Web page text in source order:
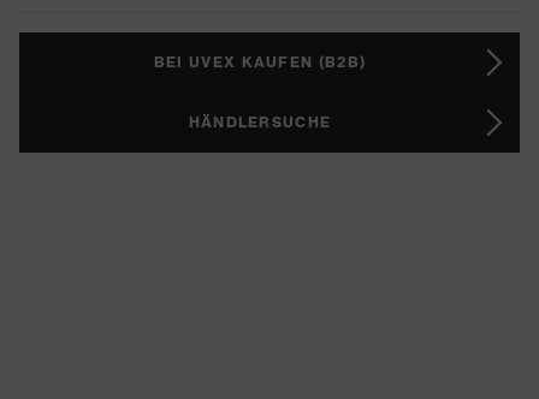
BEI UVEX KAUFEN (B2B)
HÄNDLERSUCHE